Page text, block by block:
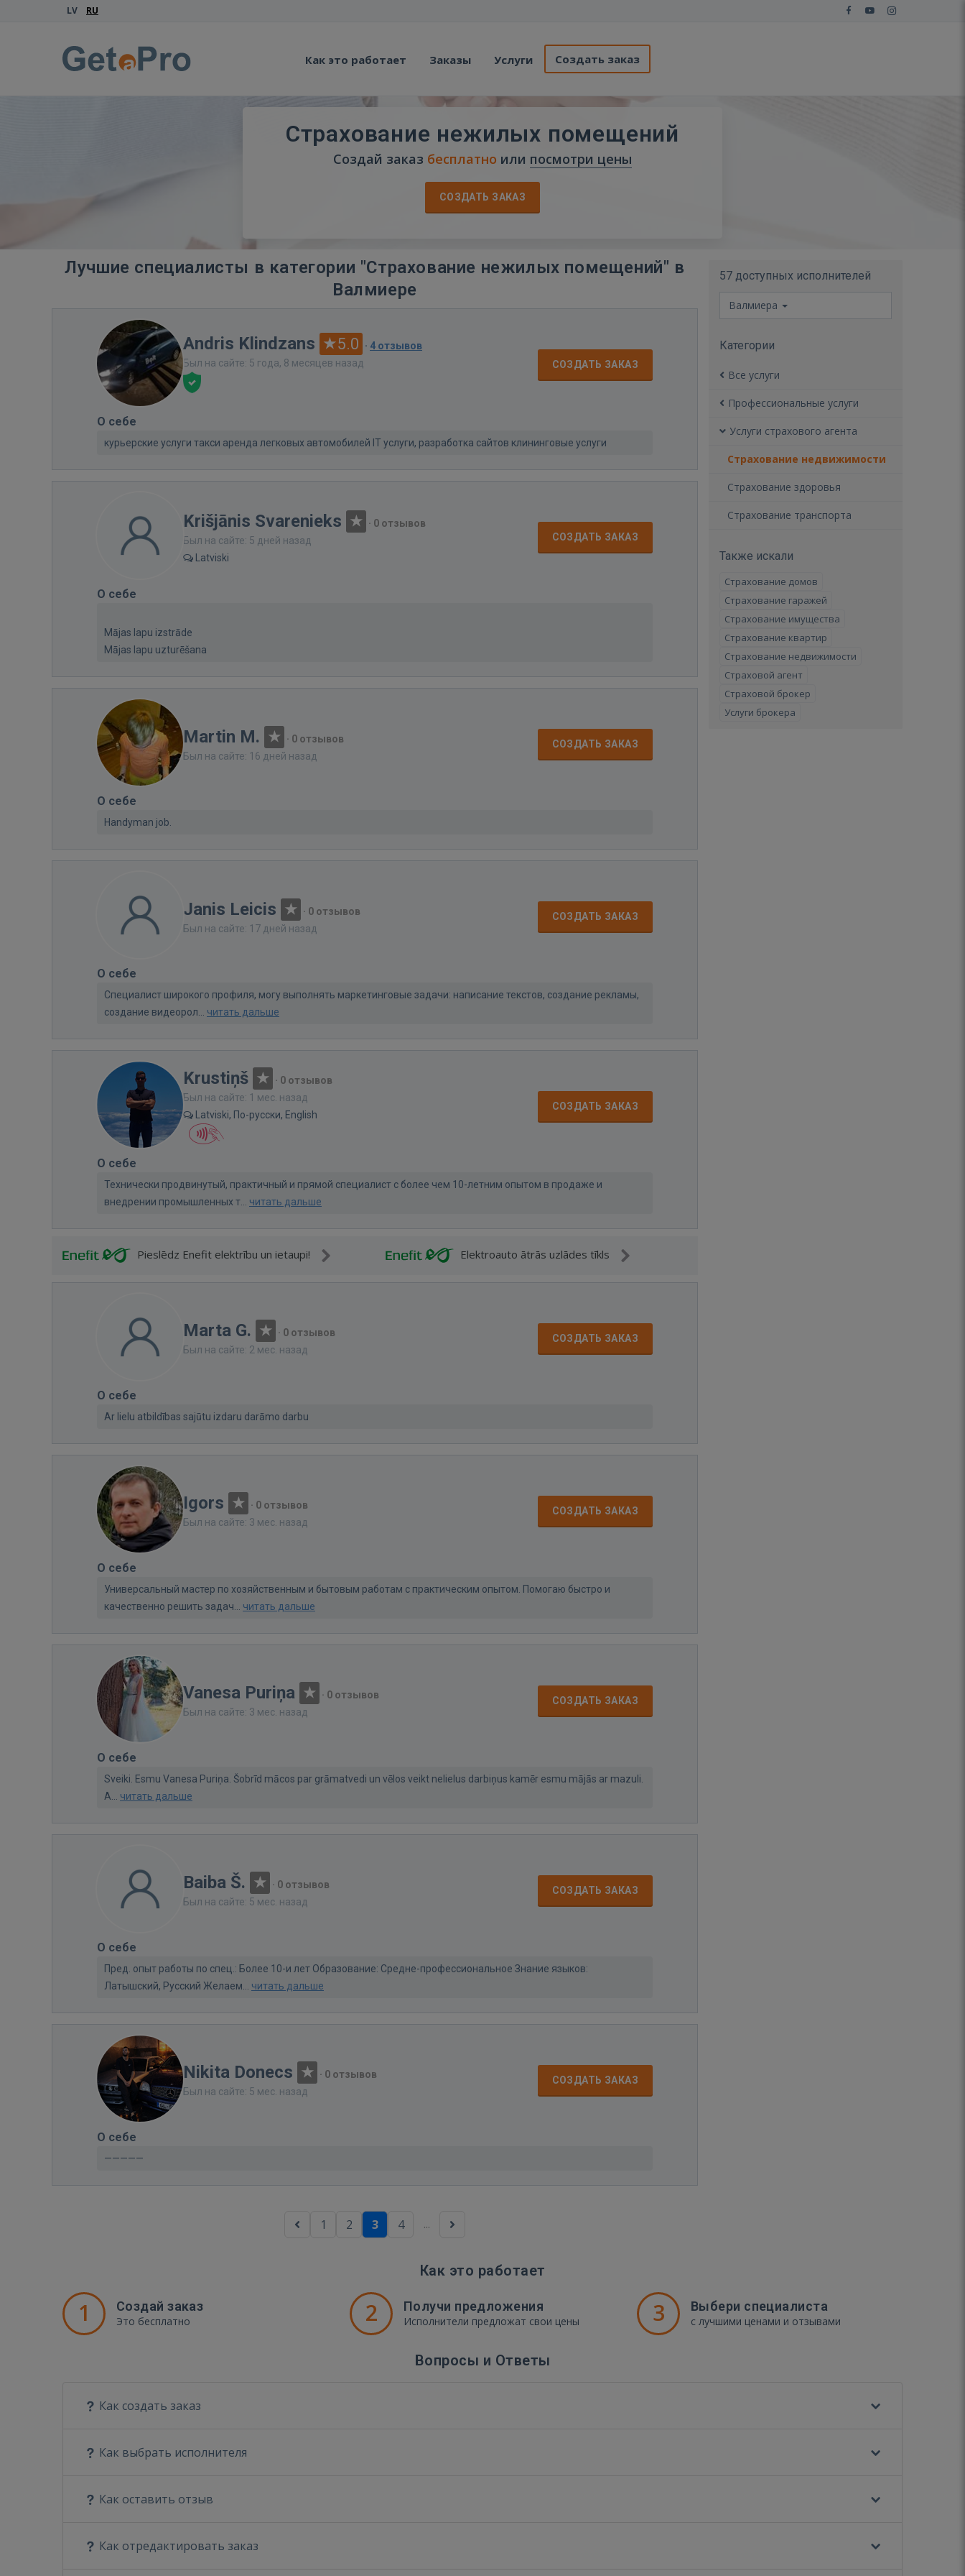
LV RU
Как это работает Заказы Услуги Создать заказ
Страхование нежилых помещений
Создай заказ бесплатно или посмотри цены
СОЗДАТЬ ЗАКАЗ
Лучшие специалисты в категории "Страхование нежилых помещений" в
Валмиере
Andris Klindzans 5.0 · 4 отзывов
Был на сайте: 5 года, 8 месяцев назад
СОЗДАТЬ ЗАКАЗ
О себе
курьерские услуги такси аренда легковых автомобилей IT услуги, разработка сайтов клининговые услуги
Krišjānis Svarenieks · 0 отзывов
Был на сайте: 5 дней назад
Latviski
СОЗДАТЬ ЗАКАЗ
О себе
Mājas lapu izstrāde
Mājas lapu uzturēšana
Martin M. · 0 отзывов
Был на сайте: 16 дней назад
СОЗДАТЬ ЗАКАЗ
О себе
Handyman job.
Janis Leicis · 0 отзывов
Был на сайте: 17 дней назад
СОЗДАТЬ ЗАКАЗ
О себе
Специалист широкого профиля, могу выполнять маркетинговые задачи: написание текстов, создание рекламы,
создание видеорол... читать дальше
Krustiņš · 0 отзывов
Был на сайте: 1 мес. назад
Latviski, По-русски, English
СОЗДАТЬ ЗАКАЗ
О себе
Технически продвинутый, практичный и прямой специалист с более чем 10-летним опытом в продаже и
внедрении промышленных т... читать дальше
Pieslēdz Enefit elektrību un ietaupi! Elektroauto ātrās uzlādes tīkls
Marta G. · 0 отзывов
Был на сайте: 2 мес. назад
СОЗДАТЬ ЗАКАЗ
О себе
Ar lielu atbildības sajūtu izdaru darāmo darbu
Igors · 0 отзывов
Был на сайте: 3 мес. назад
СОЗДАТЬ ЗАКАЗ
О себе
Универсальный мастер по хозяйственным и бытовым работам с практическим опытом. Помогаю быстро и
качественно решить задач... читать дальше
Vanesa Puriņa · 0 отзывов
Был на сайте: 3 мес. назад
СОЗДАТЬ ЗАКАЗ
О себе
Sveiki. Esmu Vanesa Puriņa. Šobrīd mācos par grāmatvedi un vēlos veikt nelielus darbiņus kamēr esmu mājās ar mazuli.
A... читать дальше
Baiba Š. · 0 отзывов
Был на сайте: 5 мес. назад
СОЗДАТЬ ЗАКАЗ
О себе
Пред. опыт работы по спец.: Более 10-и лет Образование: Средне-профессиональное Знание языков:
Латышский, Русский Желаем... читать дальше
Nikita Donecs · 0 отзывов
Был на сайте: 5 мес. назад
СОЗДАТЬ ЗАКАЗ
О себе
—————
1 2 3 4 ...
57 доступных исполнителей
Валмиера
Категории
Все услуги
Профессиональные услуги
Услуги страхового агента
Страхование недвижимости
Страхование здоровья
Страхование транспорта
Также искали
Страхование домов
Страхование гаражей
Страхование имущества
Страхование квартир
Страхование недвижимости
Страховой агент
Страховой брокер
Услуги брокера
Как это работает
1 Создай заказ
Это бесплатно 2 Получи предложения
Исполнители предложат свои цены 3 Выбери специалиста
с лучшими ценами и отзывами
Вопросы и Ответы
Как создать заказ
Как выбрать исполнителя
Как оставить отзыв
Как отредактировать заказ